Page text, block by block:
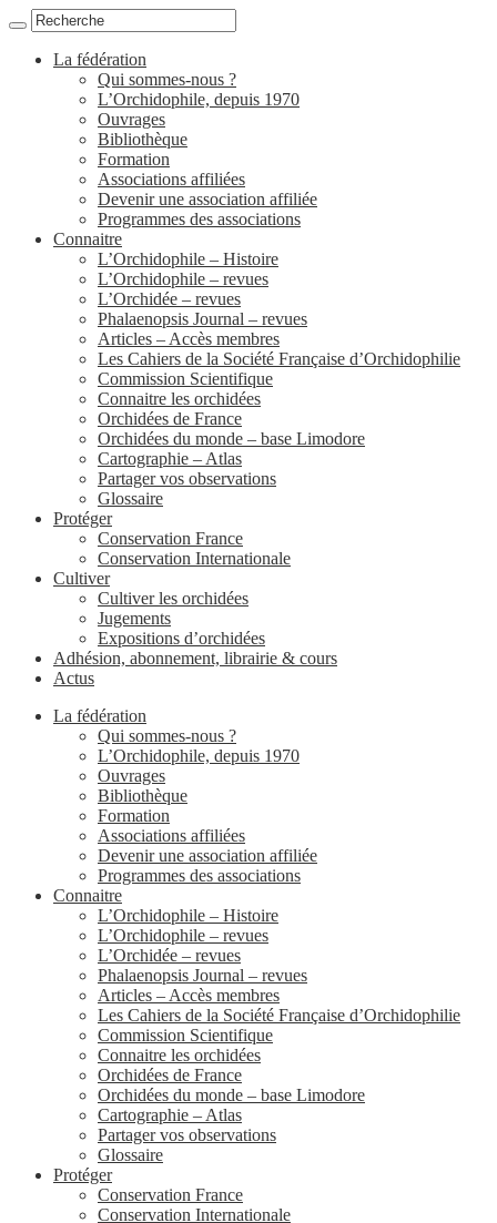
La fédération
Qui sommes-nous ?
L’Orchidophile, depuis 1970
Ouvrages
Bibliothèque
Formation
Associations affiliées
Devenir une association affiliée
Programmes des associations
Connaitre
L’Orchidophile – Histoire
L’Orchidophile – revues
L’Orchidée – revues
Phalaenopsis Journal – revues
Articles – Accès membres
Les Cahiers de la Société Française d’Orchidophilie
Commission Scientifique
Connaitre les orchidées
Orchidées de France
Orchidées du monde – base Limodore
Cartographie – Atlas
Partager vos observations
Glossaire
Protéger
Conservation France
Conservation Internationale
Cultiver
Cultiver les orchidées
Jugements
Expositions d’orchidées
Adhésion, abonnement, librairie & cours
Actus
La fédération
Qui sommes-nous ?
L’Orchidophile, depuis 1970
Ouvrages
Bibliothèque
Formation
Associations affiliées
Devenir une association affiliée
Programmes des associations
Connaitre
L’Orchidophile – Histoire
L’Orchidophile – revues
L’Orchidée – revues
Phalaenopsis Journal – revues
Articles – Accès membres
Les Cahiers de la Société Française d’Orchidophilie
Commission Scientifique
Connaitre les orchidées
Orchidées de France
Orchidées du monde – base Limodore
Cartographie – Atlas
Partager vos observations
Glossaire
Protéger
Conservation France
Conservation Internationale